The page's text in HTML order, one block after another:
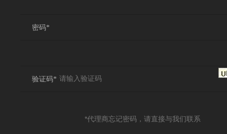
密码*
验证码*
*代理商忘记密码，请直接与我们联系